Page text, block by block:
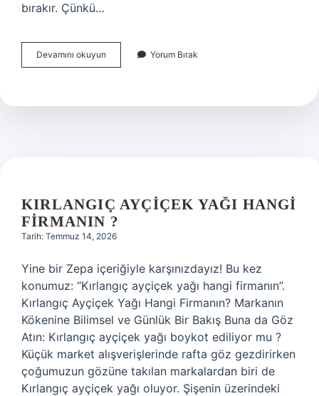
bırakır. Çünkü…
Devamını okuyun Kırlangıç
ayçiçek
firmanın
Yorum Bırak
KIRLANGIÇ AYÇIÇEK YAĞI HANGI
FIRMANIN ?
Tarih: Temmuz 14, 2026
Yine bir Zepa içeriğiyle karşınızdayız! Bu kez
konumuz: “Kırlangıç ayçiçek yağı hangi firmanın”.
Kırlangıç Ayçiçek Yağı Hangi Firmanın? Markanın
Kökenine Bilimsel ve Günlük Bir Bakış Buna da Göz
Atın: Kırlangıç ayçiçek yağı boykot ediliyor mu ?
Küçük market alışverişlerinde rafta göz gezdirirken
çoğumuzun gözüne takılan markalardan biri de
Kırlangıç ayçiçek yağı oluyor. Şişenin üzerindeki